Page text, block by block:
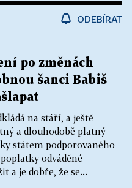
ODEBÍRAT
po změnách
šanci Babiš
na stáří, a ještě
a dlouhodobě platný
státem podporovaného
odváděné
a je dobře, že se...